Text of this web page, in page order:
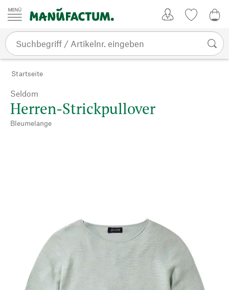
Zum Inhalt springen
Startseite
Seldom
Herren-Strickpullover
Bleumelange